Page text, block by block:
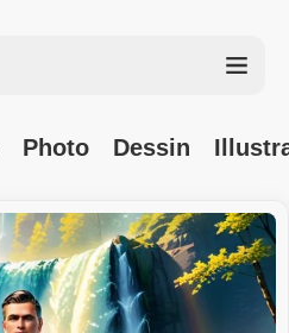
Photo Dessin